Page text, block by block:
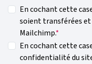
En cochant cette
soient transférées
Mailchimp.
En cochant cette
confidentialité du site